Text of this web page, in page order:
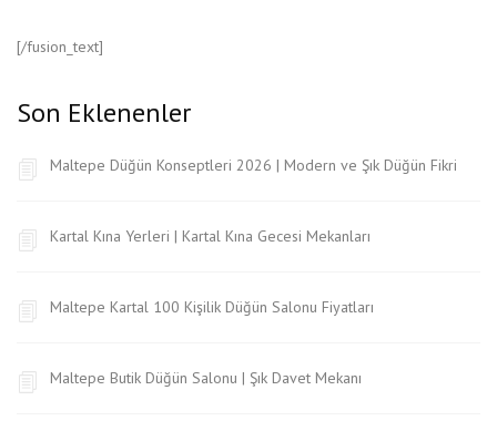
[/fusion_text]
Son Eklenenler
Maltepe Düğün Konseptleri 2026 | Modern ve Şık Düğün Fikri
Kartal Kına Yerleri | Kartal Kına Gecesi Mekanları
Maltepe Kartal 100 Kişilik Düğün Salonu Fiyatları
Maltepe Butik Düğün Salonu | Şık Davet Mekanı